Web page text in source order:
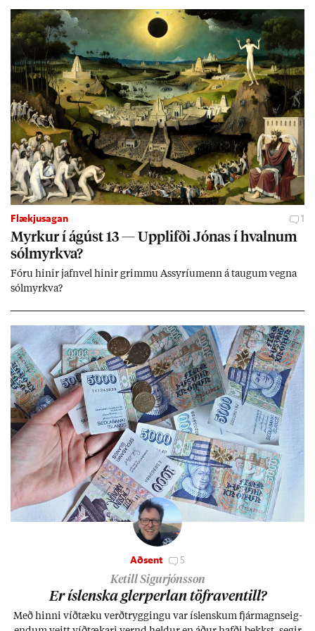
Flækjusagan 1
Myrk­ur í ág­úst 13 — Upp­lifði Jón­as í hvaln­um
sól­myrkva?
Fóru hinir jafn­vel hinir grimmu Ass­yríu­menn á taug­um vegna
sól­myrkva?
Aðsent 5
Ketill Sigurjónsson
Er ís­lenska glerperl­an töfra­ventill?
Með hinni víð­tæku verð­trygg­ingu var ís­lensk­um fjár­magns­eig­